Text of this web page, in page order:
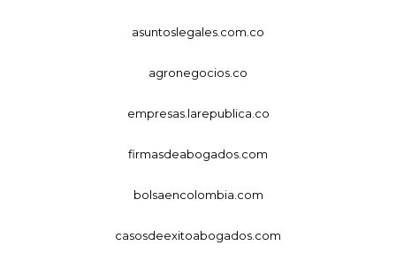
asuntoslegales.com.co
agronegocios.co
empresas.larepublica.co
firmasdeabogados.com
bolsaencolombia.com
casosdeexitoabogados.com